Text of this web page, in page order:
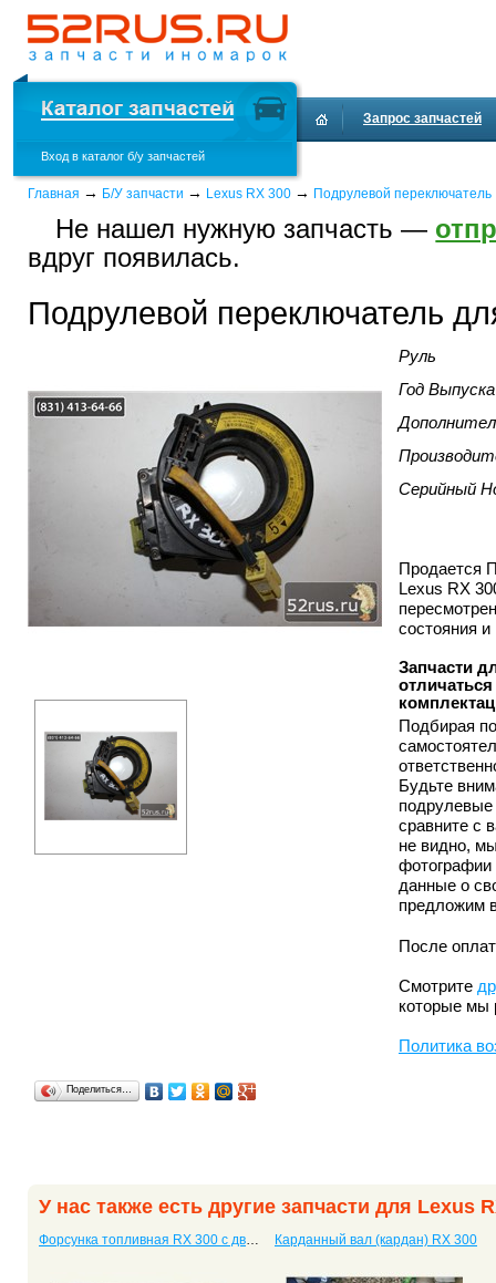
Вход в каталог б/у запчастей
Запрос запчастей
Главная → Б/У запчасти → Lexus RX 300 → Подрулевой переключатель
Не нашел нужную запчасть —
вдруг появилась.
Подрулевой переключатель
Руль
Год Выпуска
Серийный
Продается
Lexus RX
состояния
Запчасти
Подбирая
Будьте
сравните с
не видно,
фотографии
данные о
предложим
После
Смотрите
которые мы
Политика
Поделиться…
У нас также есть другие запчасти для Lexus
Форсунка топливная RX 300 с двигателем 3.0 Карданный вал (кардан) RX 300